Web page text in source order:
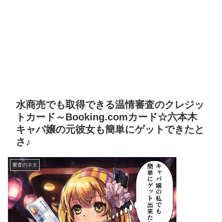
水商売でも取得できる温情審査のクレジッ
トカード～Booking.comカード☆六本木
キャバ嬢の元彼女も簡単にゲットできたと
さ♪
審査のネタ